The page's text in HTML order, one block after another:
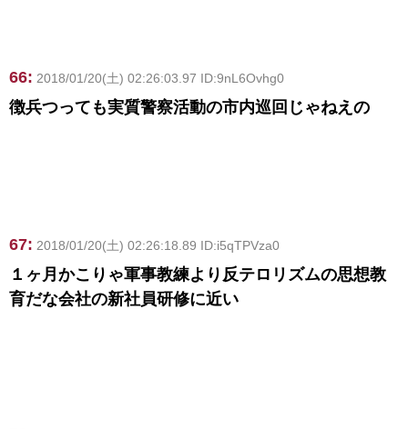
66: 2018/01/20(土) 02:26:03.97 ID:9nL6Ovhg0
徴兵つっても実質警察活動の市内巡回じゃねえの
67: 2018/01/20(土) 02:26:18.89 ID:i5qTPVza0
１ヶ月かこりゃ軍事教練より反テロリズムの思想教
育だな会社の新社員研修に近い